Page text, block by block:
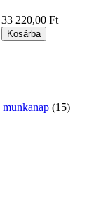
33 220,00 Ft
Kosárba
(15)